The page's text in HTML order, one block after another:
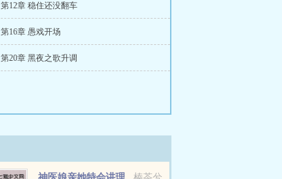
第12章 稳住还没翻车
第16章 愚戏开场
第20章 黑夜之歌升调